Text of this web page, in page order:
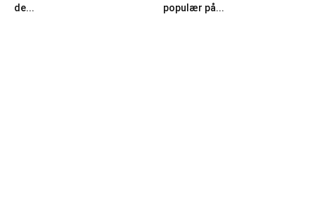
de...
populær på...